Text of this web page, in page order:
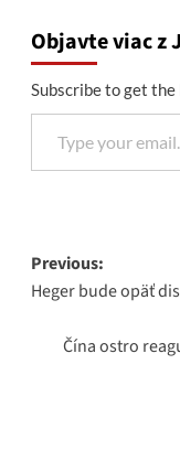
Objavte viac z
Subscribe to get
Type your email…
Post
Previous:
Heger bude opäť
Čína ostro